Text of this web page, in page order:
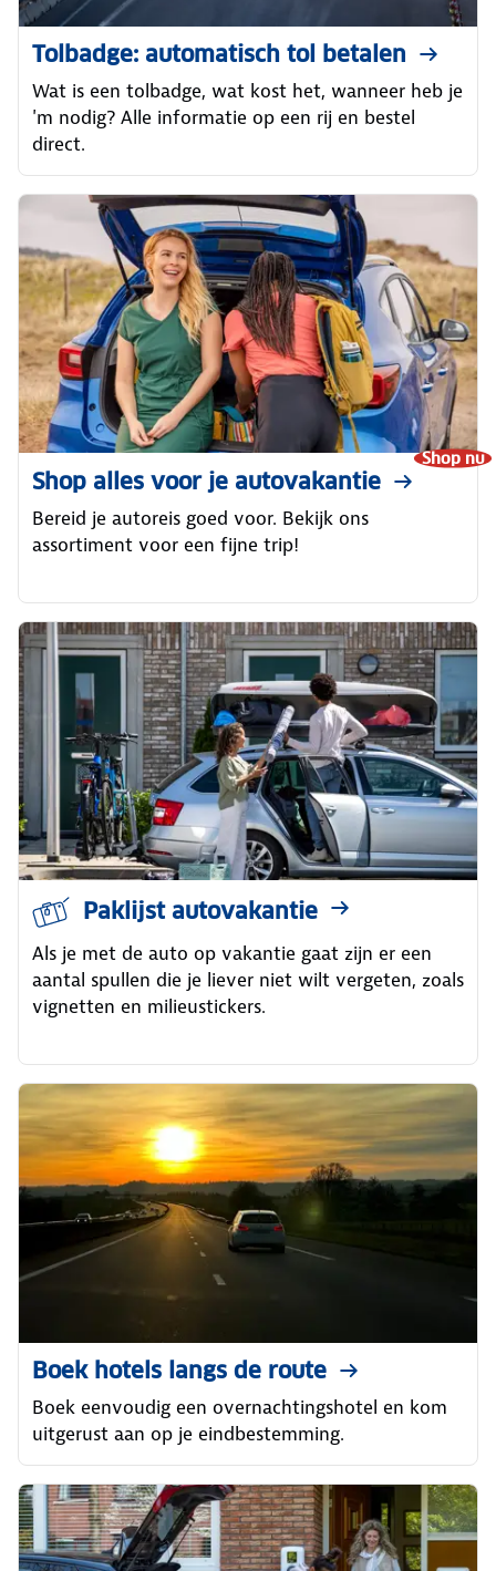
Tolbadge: automatisch tol betalen
Wat is een tolbadge, wat kost het, wanneer heb je
'm nodig? Alle informatie op een rij en bestel
direct.
Shop nu
Shop alles voor je autovakantie
Bereid je autoreis goed voor. Bekijk ons
assortiment voor een fijne trip!
Paklijst autovakantie
Als je met de auto op vakantie gaat zijn er een
aantal spullen die je liever niet wilt vergeten, zoals
vignetten en milieustickers.
Boek hotels langs de route
Boek eenvoudig een overnachtingshotel en kom
uitgerust aan op je eindbestemming.